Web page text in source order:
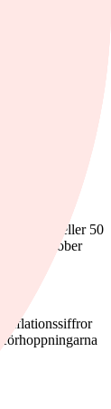
i amerikansk
en bättre
med 25 eller 50
och i oktober
inflationssiffror